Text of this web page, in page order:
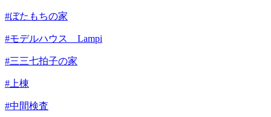
#ぼたもちの家
#モデルハウス Lampi
#三三七拍子の家
#上棟
#中間検査